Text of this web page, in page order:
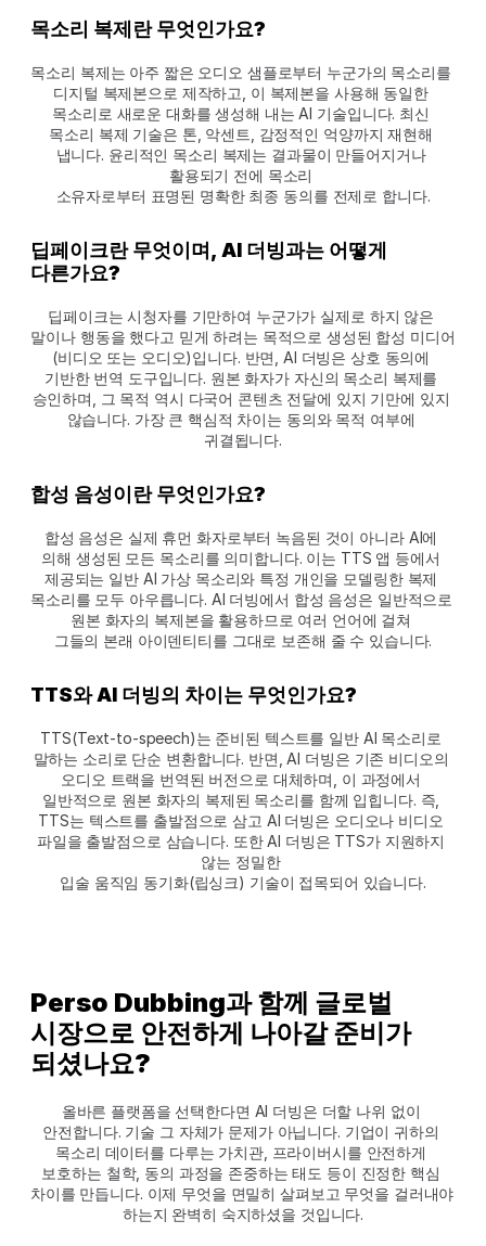
목소리 복제란 무엇인가요?
목소리 복제는 아주 짧은 오디오 샘플로부터 누군가의 목소리를
디지털 복제본으로 제작하고, 이 복제본을 사용해 동일한
목소리로 새로운 대화를 생성해 내는 AI 기술입니다. 최신
목소리 복제 기술은 톤, 악센트, 감정적인 억양까지 재현해
냅니다. 윤리적인 목소리 복제는 결과물이 만들어지거나
활용되기 전에 목소리
소유자로부터 표명된 명확한 최종 동의를 전제로 합니다.
딥페이크란 무엇이며, AI 더빙과는 어떻게
다른가요?
딥페이크는 시청자를 기만하여 누군가가 실제로 하지 않은
말이나 행동을 했다고 믿게 하려는 목적으로 생성된 합성 미디어
(비디오 또는 오디오)입니다. 반면, AI 더빙은 상호 동의에
기반한 번역 도구입니다. 원본 화자가 자신의 목소리 복제를
승인하며, 그 목적 역시 다국어 콘텐츠 전달에 있지 기만에 있지
않습니다. 가장 큰 핵심적 차이는 동의와 목적 여부에
귀결됩니다.
합성 음성이란 무엇인가요?
합성 음성은 실제 휴먼 화자로부터 녹음된 것이 아니라 AI에
의해 생성된 모든 목소리를 의미합니다. 이는 TTS 앱 등에서
제공되는 일반 AI 가상 목소리와 특정 개인을 모델링한 복제
목소리를 모두 아우릅니다. AI 더빙에서 합성 음성은 일반적으로
원본 화자의 복제본을 활용하므로 여러 언어에 걸쳐
그들의 본래 아이덴티티를 그대로 보존해 줄 수 있습니다.
TTS와 AI 더빙의 차이는 무엇인가요?
TTS(Text-to-speech)는 준비된 텍스트를 일반 AI 목소리로
말하는 소리로 단순 변환합니다. 반면, AI 더빙은 기존 비디오의
오디오 트랙을 번역된 버전으로 대체하며, 이 과정에서
일반적으로 원본 화자의 복제된 목소리를 함께 입힙니다. 즉,
TTS는 텍스트를 출발점으로 삼고 AI 더빙은 오디오나 비디오
파일을 출발점으로 삼습니다. 또한 AI 더빙은 TTS가 지원하지
않는 정밀한
입술 움직임 동기화(립싱크) 기술이 접목되어 있습니다.
Perso Dubbing과 함께 글로벌
시장으로 안전하게 나아갈 준비가
되셨나요?
올바른 플랫폼을 선택한다면 AI 더빙은 더할 나위 없이
안전합니다. 기술 그 자체가 문제가 아닙니다. 기업이 귀하의
목소리 데이터를 다루는 가치관, 프라이버시를 안전하게
보호하는 철학, 동의 과정을 존중하는 태도 등이 진정한 핵심
차이를 만듭니다. 이제 무엇을 면밀히 살펴보고 무엇을 걸러내야
하는지 완벽히 숙지하셨을 것입니다.